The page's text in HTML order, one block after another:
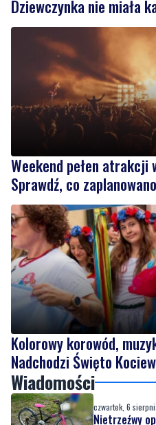
Weekend pełen atrakcji
Sprawdź, co zaplanowano
Kolorowy korowód,
Nadchodzi Święto
Wiadomości
czwartek, 6
Nietrzeźwy
dzieckiem.
czwartek, 6